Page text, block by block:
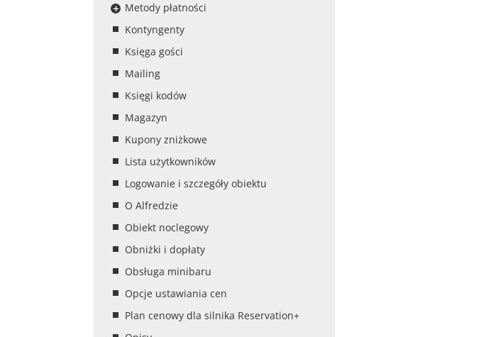
Metody płatności
Kontyngenty
Księga gości
Mailing
Księgi kodów
Magazyn
Kupony zniżkowe
Lista użytkowników
Logowanie i szczegóły obiektu
O Alfredzie
Obiekt noclegowy
Obniżki i dopłaty
Obsługa minibaru
Opcje ustawiania cen
Plan cenowy dla silnika Reservation+